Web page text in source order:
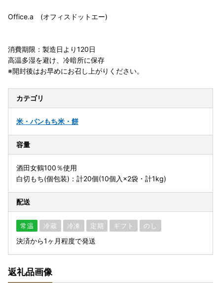
Office.a (オフィスドットエー)
消費期限：製造日より120日
高温多湿を避け、冷暗所に保存
※開封後はお早めにお召し上がりください。
カテゴリ
米・パンもち米・餅
容量
酒田女鶴100％使用
白切もち(個包装)：計20個(10個入×2袋・計1kg)
配送
常温 冷蔵 冷凍 定期 ギフト のし
決済から1ヶ月程度で発送
返礼品画像